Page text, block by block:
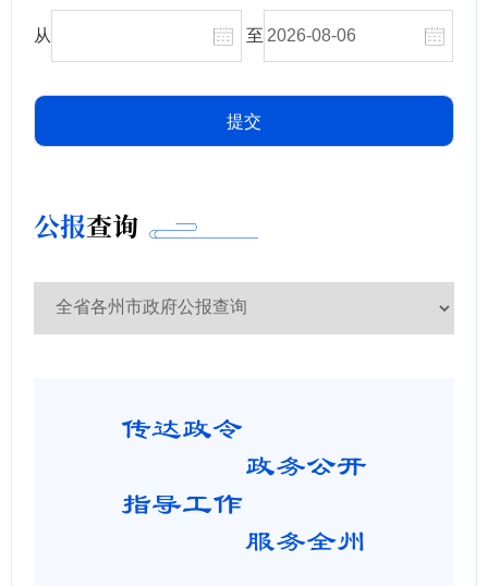
从 至
公报查询